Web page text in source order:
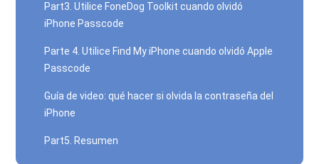
Part3. Utilice FoneDog Toolkit cuando olvidó
iPhone Passcode
Parte 4. Utilice Find My iPhone cuando olvidó Apple
Passcode
Guía de video: qué hacer si olvida la contraseña del
iPhone
Part5. Resumen